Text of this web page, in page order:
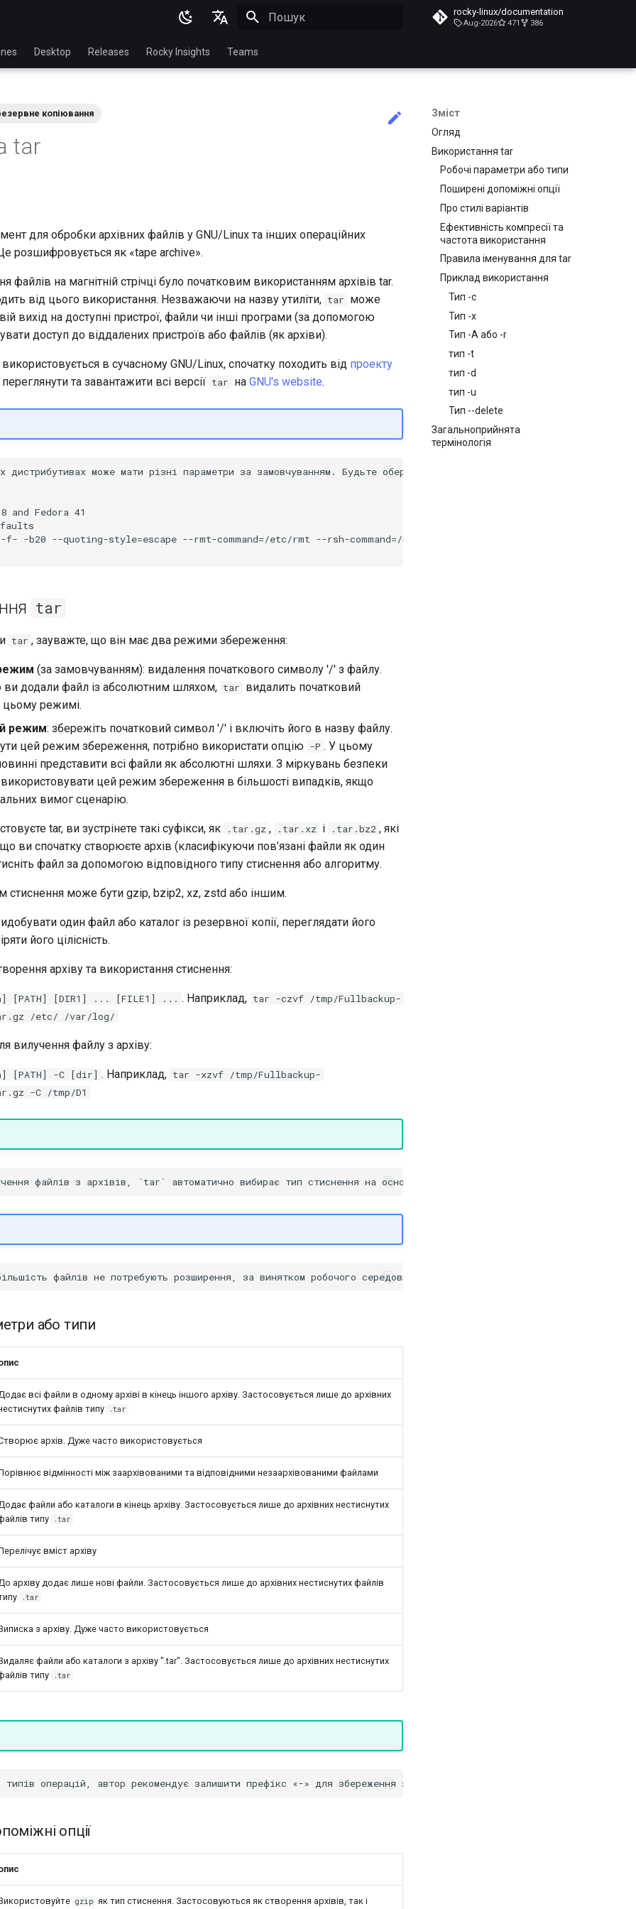
English
한국어
简体中文
rocky-linux/documentation
Aug-2026 471 386
Desktop Releases Rocky Insights Teams
Зміст
Огляд
Використання tar
Робочі параметри або типи
Поширені допоміжні опції
Про стилі варіантів
Ефективність компресії та
частота використання
Правила іменування для tar
Приклад використання
Тип -c
Тип -x
Тип -A або -r
тип -t
тип -d
тип -u
Тип --delete
Загальноприйнята
термінологія
копіювання
tar
для обробки архівних файлів у GNU/Linux та інших операційних
розшифровується як «tape archive».
файлів на магнітній стрічці було початковим використанням архівів tar.
від цього використання. Незважаючи на назву утиліти, tar може
вихід на доступні пристрої, файли чи інші програми (за допомогою
доступ до віддалених пристроїв або файлів (як архіви).
в сучасному GNU/Linux, спочатку походить від проекту
та завантажити всі версії tar на GNU's website.
може мати різні параметри за замовчуванням. Будьте обережні при їх використанні.
and Fedora 41
f- -b20 --quoting-style=escape --rmt-command=/etc/rmt --rsh-command=/usr/bin/ssh
tar
tar , зауважте, що він має два режими збереження:
(за замовчуванням): видалення початкового символу '/' з файлу.
ви додали файл із абсолютним шляхом, tar видалить початковий
режимі.
режим: збережіть початковий символ '/' і включіть його в назву файлу.
цей режим збереження, потрібно використати опцію -P . У цьому
представити всі файли як абсолютні шляхи. З міркувань безпеки
цей режим збереження в більшості випадків, якщо
вимог сценарію.
tar, ви зустрінете такі суфікси, як .tar.gz , .tar.xz і .tar.bz2 , які
ви спочатку створюєте архів (класифікуючи пов’язані файли як один
файл за допомогою відповідного типу стиснення або алгоритму.
стиснення може бути gzip, bzip2, xz, zstd або іншим.
один файл або каталог із резервної копії, переглядати його
його цілісність.
архіву та використання стиснення:
[PATH] [DIR1] ... [FILE1] ... . Наприклад, tar -czvf /tmp/Fullbackup-
/etc/ /var/log/
вилучення файлу з архіву:
[PATH] -C [dir] . Наприклад, tar -xzvf /tmp/Fullbackup-
-C /tmp/D1
або типи
всі файли в одному архіві в кінець іншого архіву. Застосовується лише до архівних
файлів типу
.tar
архів. Дуже часто використовується
відмінності між заархівованими та відповідними незаархівованими файлами
файли або каталоги в кінець архіву. Застосовується лише до архівних нестиснутих
типу
.tar
вміст архіву
архіву додає лише нові файли. Застосовується лише до архівних нестиснутих файлів
.tar
з архіву. Дуже часто використовується
файли або каталоги з архіву ".tar". Застосовується лише до архівних нестиснутих
типу
.tar
опції
gzip як тип стиснення. Застосовуються як створення архівів, так і